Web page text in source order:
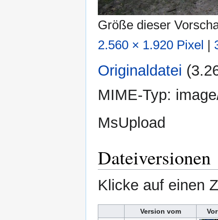
Größe dieser
2.560 × 1.920 Pixel |
Originaldatei
MIME-Typ:
MsUpload
Dateiversionen
Klicke auf einen
Version vom